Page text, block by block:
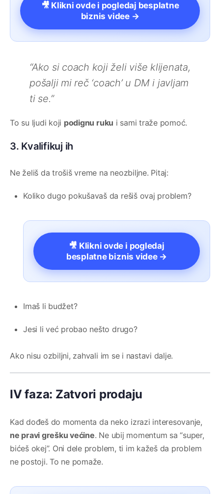
🎥 Klikni ovde i pogledaj besplatne
biznis videe →
“Ako si coach koji želi više klijenata,
pošalji mi reč ‘coach’ u DM i javljam
ti se.”
To su ljudi koji podignu ruku i sami traže pomoć.
3. Kvalifikuj ih
Ne želiš da trošiš vreme na neozbiljne. Pitaj:
Koliko dugo pokušavaš da rešiš ovaj problem?
🎥 Klikni ovde i pogledaj
besplatne biznis videe →
Imaš li budžet?
Jesi li već probao nešto drugo?
Ako nisu ozbiljni, zahvali im se i nastavi dalje.
IV faza: Zatvori prodaju
Kad dođeš do momenta da neko izrazi interesovanje,
ne pravi grešku većine. Ne ubij momentum sa “super,
bićeš okej”. Oni dele problem, ti im kažeš da problem
ne postoji. To ne pomaže.